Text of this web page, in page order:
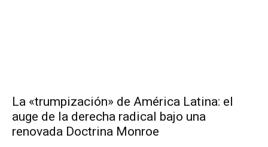
La «trumpización» de América Latina: el
auge de la derecha radical bajo una
renovada Doctrina Monroe